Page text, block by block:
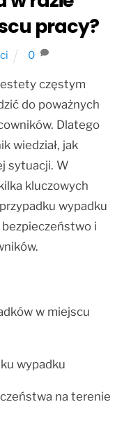
pracy?
0
częstym
do poważnych
Dlatego
wiedział, jak
sytuacji. W
kluczowych
wypadku
i
w miejscu
wypadku
na terenie